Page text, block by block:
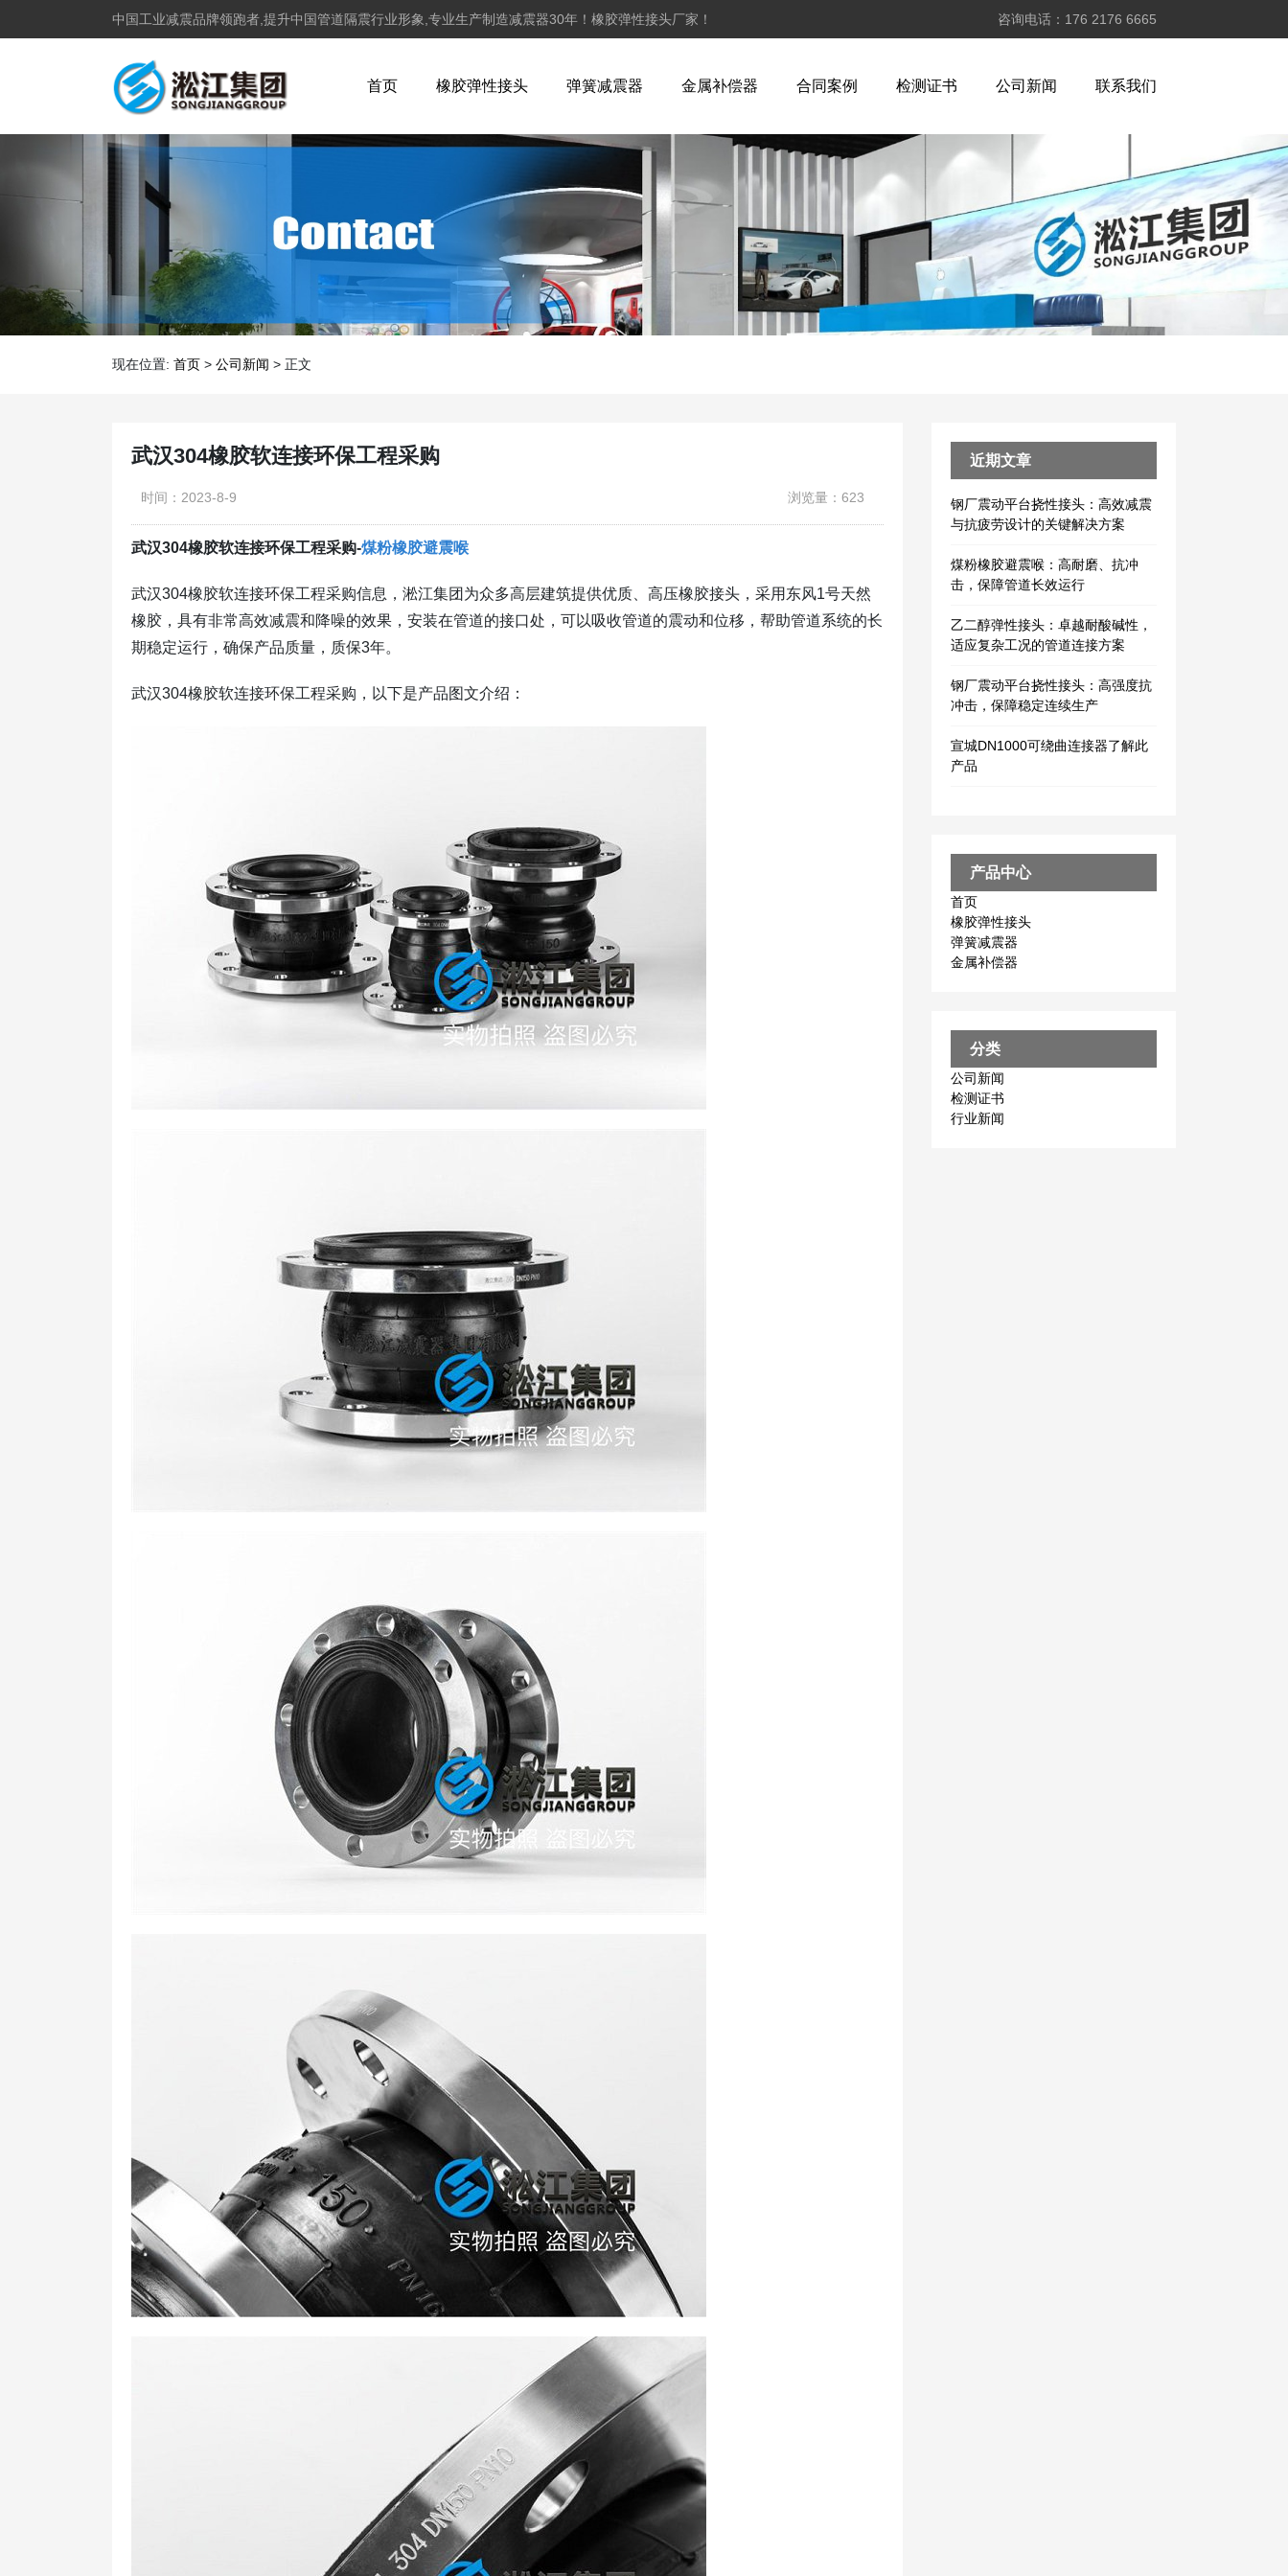
中国工业减震品牌领跑者,提升中国管道隔震行业形象,专业生产制造减震器30年！橡胶弹性接头厂家！ 咨询电话：176 2176 6665
首页 橡胶弹性接头 弹簧减震器 金属补偿器 合同案例 检测证书 公司新闻 联系我们
现在位置: 首页 > 公司新闻 > 正文
武汉304橡胶软连接环保工程采购
时间：2023-8-9 浏览量：623
武汉304橡胶软连接环保工程采购-煤粉橡胶避震喉
武汉304橡胶软连接环保工程采购信息，淞江集团为众多高层建筑提供优质、高压橡胶接头，采用东风1号天然
橡胶，具有非常高效减震和降噪的效果，安装在管道的接口处，可以吸收管道的震动和位移，帮助管道系统的长
期稳定运行，确保产品质量，质保3年。
武汉304橡胶软连接环保工程采购，以下是产品图文介绍：
近期文章
钢厂震动平台挠性接头：高效减震
与抗疲劳设计的关键解决方案
煤粉橡胶避震喉：高耐磨、抗冲
击，保障管道长效运行
乙二醇弹性接头：卓越耐酸碱性，
适应复杂工况的管道连接方案
钢厂震动平台挠性接头：高强度抗
冲击，保障稳定连续生产
宣城DN1000可绕曲连接器了解此
产品
产品中心
首页
橡胶弹性接头
弹簧减震器
金属补偿器
分类
公司新闻
检测证书
行业新闻